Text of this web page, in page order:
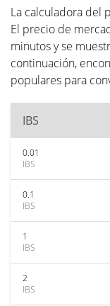
La calculadora del
El precio de
minutos y se
continuación,
populares para
IBS
0.01
IBS
0.1
IBS
1
IBS
2
IBS